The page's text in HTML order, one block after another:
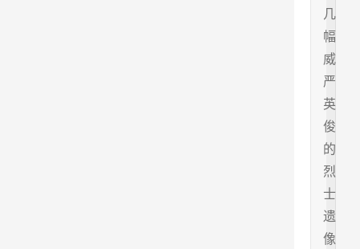
几
幅
威
严
英
俊
的
烈
士
遗
像